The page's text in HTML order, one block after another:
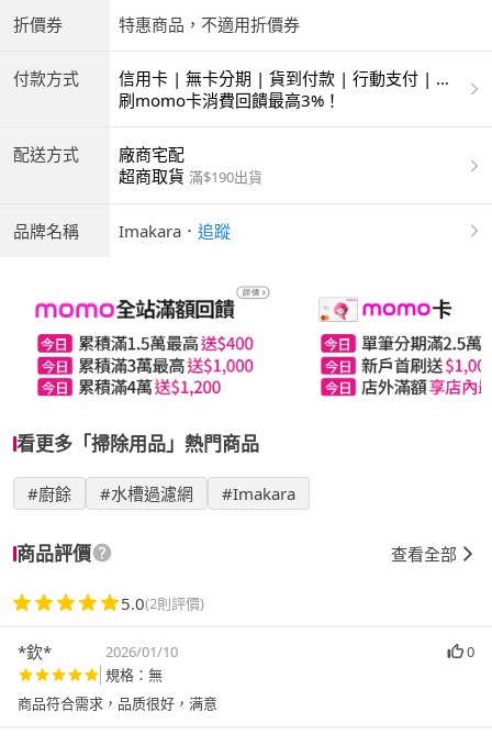
折價券 特惠商品，不適用折價券
付款方式
信用卡 | 無卡分期 | 貨到付款 | 行動支付 | 超
商付款 | ATM | 銀聯卡
刷momo卡消費回饋最高3%！
配送方式
廠商宅配
超商取貨 滿$190出貨
品牌名稱 Imakara ． 追蹤
看更多「掃除用品」熱門商品
#廚餘 #水槽過濾網 #Imakara
商品評價 查看全部
5.0(2則評價)
*欽* 2026/01/10
0
規格：無
商品符合需求，品质很好，满意